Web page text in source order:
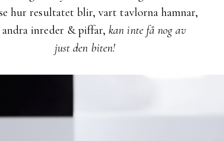
hur resultatet blir, vart tavlorna hamnar,
inreder & piffar, kan inte få nog av
just den biten!